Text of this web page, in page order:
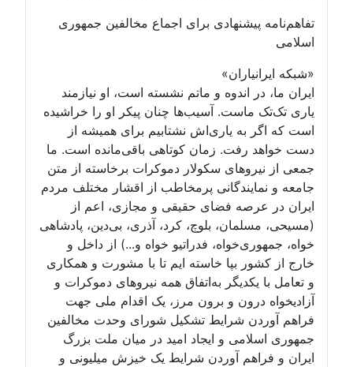
تفاهم‌نامه پیشنهادی برای اجماع مخالفین جمهوری
اسلامی
«شبکه ایرانیاران»
ایران ما، در اندوه و ماتم نشسته است، او نیازمند
یاری تک‌تک ماست. آسیب‌ها چنان پیکر او را خراشیده
است که اگر به یاری‌اش نشتابیم برای همیشه از
دست خواهد رفت. زمان کوتاهی باقی‌مانده است. ما
جمعی از نیروهای سکولار دموکرات برخاسته از متن
جامعه و نمایندگانی پرمخاطب از اقشار مختلف مردم
ایران در عرصه فضای حقیقی و مجازی، اعم از
(مسیحی، مسلمان، بلوچ، کرد، آذری، بی‌دین، پادشاهی
خواه، جمهوری‌خواه، فدراتیو خواه و...) از داخل و
خارج از کشور بپا خاسته ایم تا با مشورت و همکاری
و تعامل با یکدیگر به‌اتفاق همه نیروهای دموکرات و
آزادیخواه درون و برون مرز، یک اقدام ملی جهت
فراهم آوردن شرایط تشکیل شورای وحدت مخالفین
جمهوری اسلامی و ایجاد امید در میان ملت بزرگ
ایران و فراهم آوردن شرایط یک خیزش میلیونی و